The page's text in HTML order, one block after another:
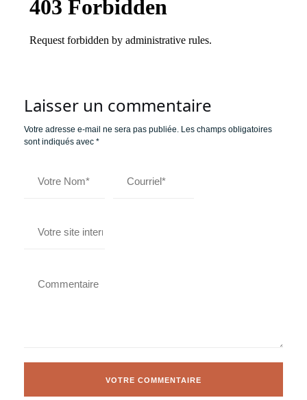
Laisser un commentaire
Votre adresse e-mail ne sera pas publiée. Les champs obligatoires
sont indiqués avec *